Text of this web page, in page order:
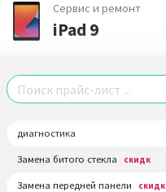
Сервис и ремонт
iPad 9
диагностика
Замена битого стекла скидк
Замена передней панели скидк